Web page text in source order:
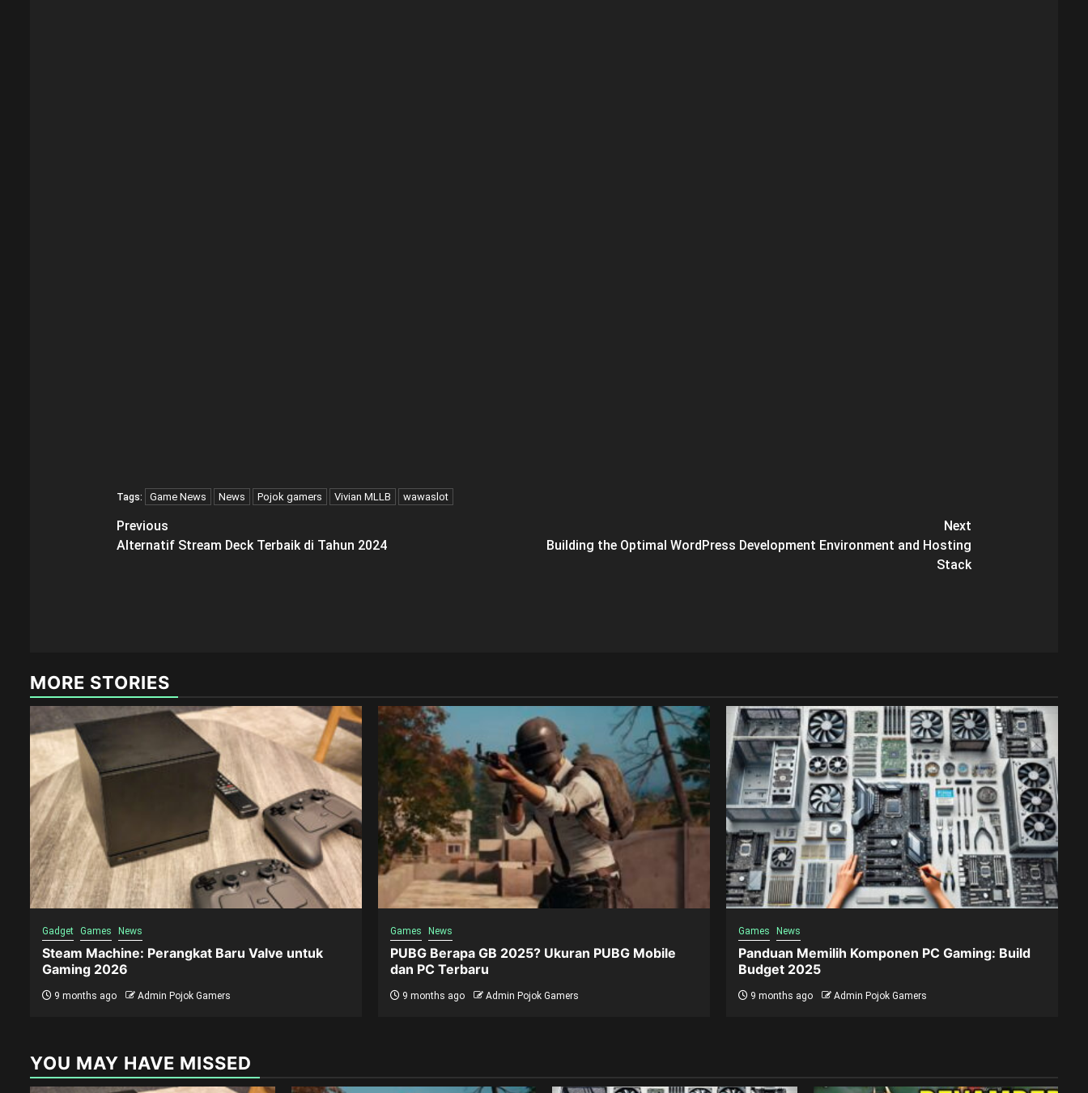
Tags: Game News News Pojok gamers Vivian MLLB wawaslot
Post
navigation
Previous
Alternatif Stream Deck Terbaik di Tahun 2024
Next
Building the Optimal WordPress Development Environment and Hosting
Stack
MORE STORIES
Gadget Games News
Steam Machine: Perangkat Baru Valve untuk
Gaming 2026
9 months ago Admin Pojok Gamers
Games News
PUBG Berapa GB 2025? Ukuran PUBG Mobile
dan PC Terbaru
9 months ago Admin Pojok Gamers
Games News
Panduan Memilih Komponen PC Gaming: Build
Budget 2025
9 months ago Admin Pojok Gamers
YOU MAY HAVE MISSED